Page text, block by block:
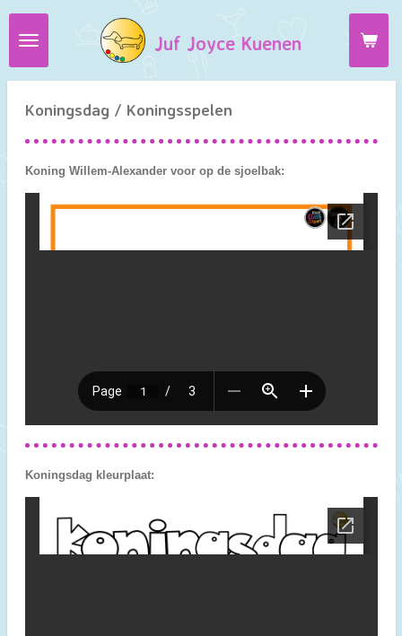
Ga
direct
de
Juf Joyce Kuenen
Koningsdag / Koningsspelen
Koning Willem-Alexander voor op de sjoelbak:
Koningsdag kleurplaat: